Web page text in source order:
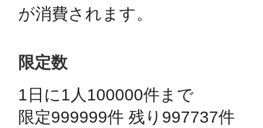
が消費されます。
限定数
1日に1人100000件まで
限定999999件 残り997737件
秋葉原